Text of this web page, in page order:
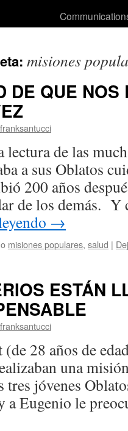
misiones
DE QUE NOS
franksantucci
lectura de las
a sus Oblatos
200 años
de los demás. Y
→
misiones populares, salud |
ESTÁN
franksantucci
(de 28 años de
una
jóvenes
a Eugenio le